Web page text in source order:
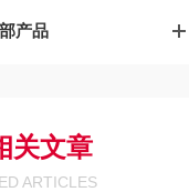
产品
关文章
ARTICLES